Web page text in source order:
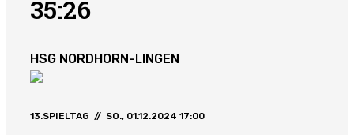
35:26
HSG NORDHORN-LINGEN
13.SPIELTAG // SO., 01.12.2024 17:00